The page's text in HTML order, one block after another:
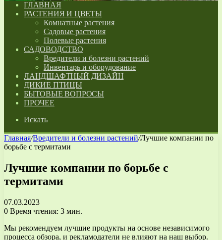
ГЛАВНАЯ
РАСТЕНИЯ И ЦВЕТЫ
Комнатные растения
Садовые растения
Полевые растения
САДОВОДСТВО
Вредители и болезни растений
Инвентарь и оборудование
ЛАНДШАФТНЫЙ ДИЗАЙН
ДИКИЕ ПТИЦЫ
БЫТОВЫЕ ВОПРОСЫ
ПРОЧЕЕ
Искать
Главная/Вредители и болезни растений/Лучшие компании по
борьбе с термитами
Лучшие компании по борьбе с
термитами
07.03.2023
0 Время чтения: 3 мин.
Мы рекомендуем лучшие продукты на основе независимого
процесса обзора, и рекламодатели не влияют на наш выбор.